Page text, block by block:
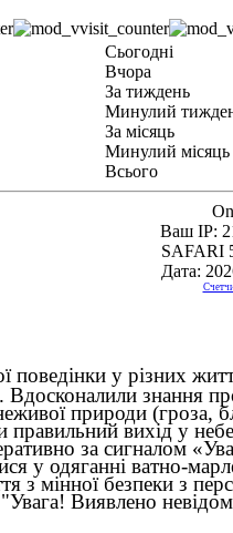
Сьогодні
Вчора
За тиждень
Минулий
За місяць
Минулий місяць
Всього
Ваш IP:
SAFARI
Дата:
у різних
знання
природи (гроза,
правильний вихід у
за сигналом
у одяганні ватно-
з мінної безпеки з
Виявлено